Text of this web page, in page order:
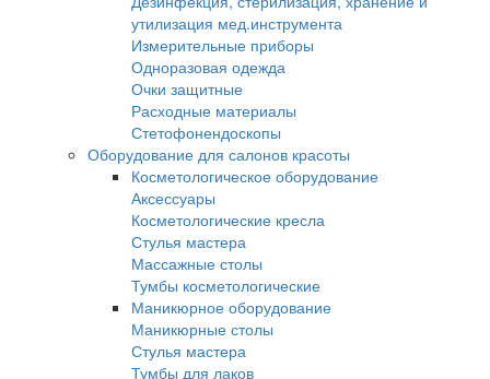
утилизация мед.инструмента
Измерительные приборы
Одноразовая одежда
Очки защитные
Расходные материалы
Стетофонендоскопы
Оборудование для салонов красоты
Косметологическое оборудование
Аксессуары
Косметологические кресла
Стулья мастера
Массажные столы
Тумбы косметологические
Маникюрное оборудование
Маникюрные столы
Стулья мастера
Тумбы для лаков